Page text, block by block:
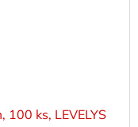
ks, LEVELYS